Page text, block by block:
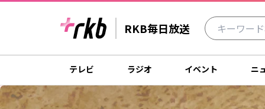
RKB毎日放送
テレビ ラジオ イベント ニ